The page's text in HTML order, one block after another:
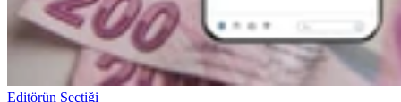
Editörün Seçtiği